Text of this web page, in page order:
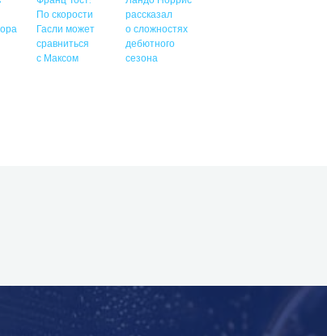
По скорости
Гасли может
сравниться
с Максом
рассказал
о сложностях
дебютного
сезона